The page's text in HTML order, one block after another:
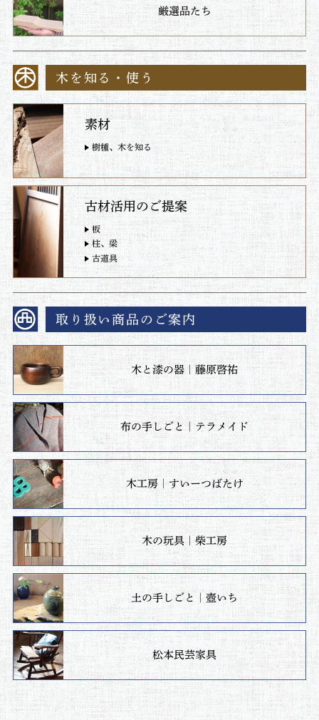
厳選品たち
木を知る・使う
素材
樹種、木を知る
古材活用のご提案
板
柱、梁
古道具
取り扱い商品のご案内
木と漆の器｜藤原啓祐
布の手しごと｜テラメイド
木工房｜すいーつばたけ
木の玩具｜柴工房
土の手しごと｜壺いち
松本民芸家具